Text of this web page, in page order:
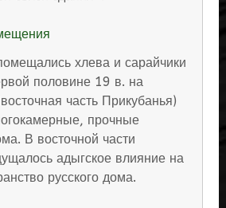
хлева и сарайчики
половине 19 в. на
часть Прикубанья)
прочные
В восточной части
адыгское влияние на
русского дома.